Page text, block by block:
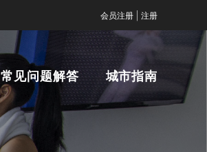
会员注册 注册
常见问题解答 城市指南